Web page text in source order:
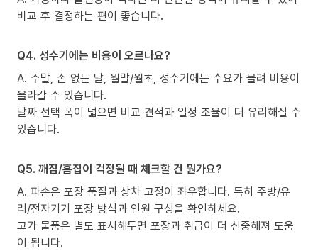
비교 후 결정하는 편이 좋습니다.
Q4. 성수기에는 비용이 오르나요?
A. 주말, 손 없는 날, 월말/월초, 성수기에는 수요가 몰려 비용이
올라갈 수 있습니다.
날짜 선택 폭이 넓으면 비교 견적과 일정 조율이 더 유리해질 수
있습니다.
Q5. 깨짐/흠집이 걱정될 때 체크할 건 뭔가요?
A. 파손은 포장 품질과 상차 고정이 좌우합니다. 특히 주방/유
리/전자기기 포장 방식과 인원 구성을 확인하세요.
고가 물품은 별도 표시해두면 포장과 취급이 더 신중해져 도움
이 됩니다.